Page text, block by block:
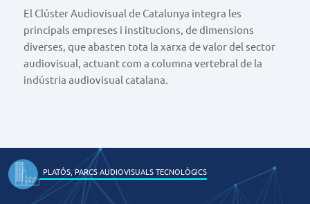
El Clúster Audiovisual de Catalunya integra les
principals empreses i institucions, de dimensions
diverses, que abasten tota la xarxa de valor del sector
audiovisual, actuant com a columna vertebral de la
indústria audiovisual catalana.
PLATÓS, PARCS AUDIOVISUALS TECNOLÒGICS